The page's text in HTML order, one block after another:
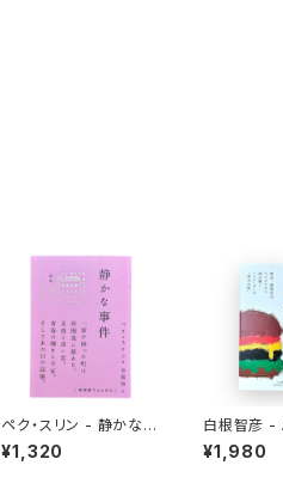
ペク・スリン - 静かな事
件
¥1,320
白根智彦 -
ーとは何か？
¥1,980